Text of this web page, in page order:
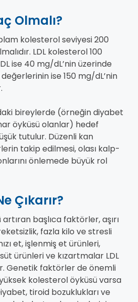
Olmalı?
kolesterol seviyesi 200
LDL kolesterol 100
ise 40 mg/dL’nin üzerinde
ise 150 mg/dL’nin
bireylerde (örneğin diyabet
öyküsü olanlar) hedef
tutulur. Düzenli kan
takip edilmesi, olası kalp-
önlemede büyük rol
Çıkarır?
başlıca faktörler, aşırı
fazla kilo ve stresli
et, işlenmiş et ürünleri,
ürünleri ve kızartmalar LDL
Genetik faktörler de önemli
kolesterol öyküsü varsa
tiroid bozuklukları ve